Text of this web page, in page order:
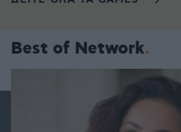
Best of Network